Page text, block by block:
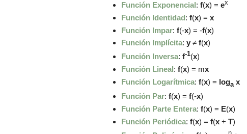
Función Exponencial: f(x) = ex
Función Identidad: f(x) = x
Función Impar: f(-x) = -f(x)
Función Implícita: y ≠ f(x)
Función Inversa: f-1(x)
Función Lineal: f(x) = mx
Función Logarítmica: f(x) = loga x
Función Par: f(x) = f(-x)
Función Parte Entera: f(x) = E(x)
Función Periódica: f(x) = f(x+ T)